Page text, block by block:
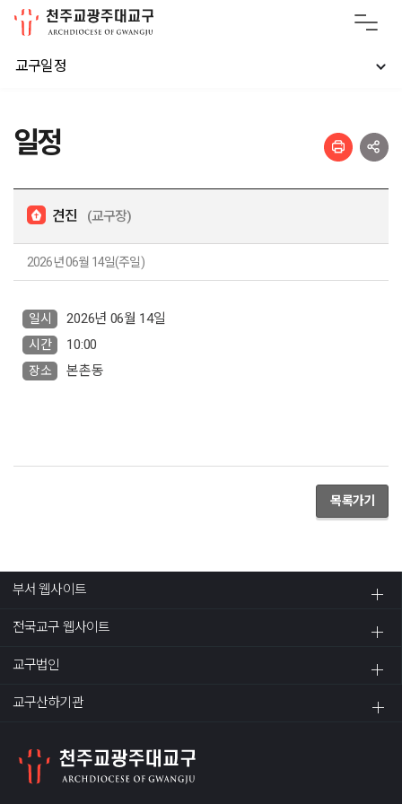
교구일정
일정
견진 (교구장)
2026년 06월 14일(주일)
일시 2026년 06월 14일
시간 10:00
장소 본촌동
목록가기
부서 웹사이트
전국교구 웹사이트
교구법인
교구산하기관